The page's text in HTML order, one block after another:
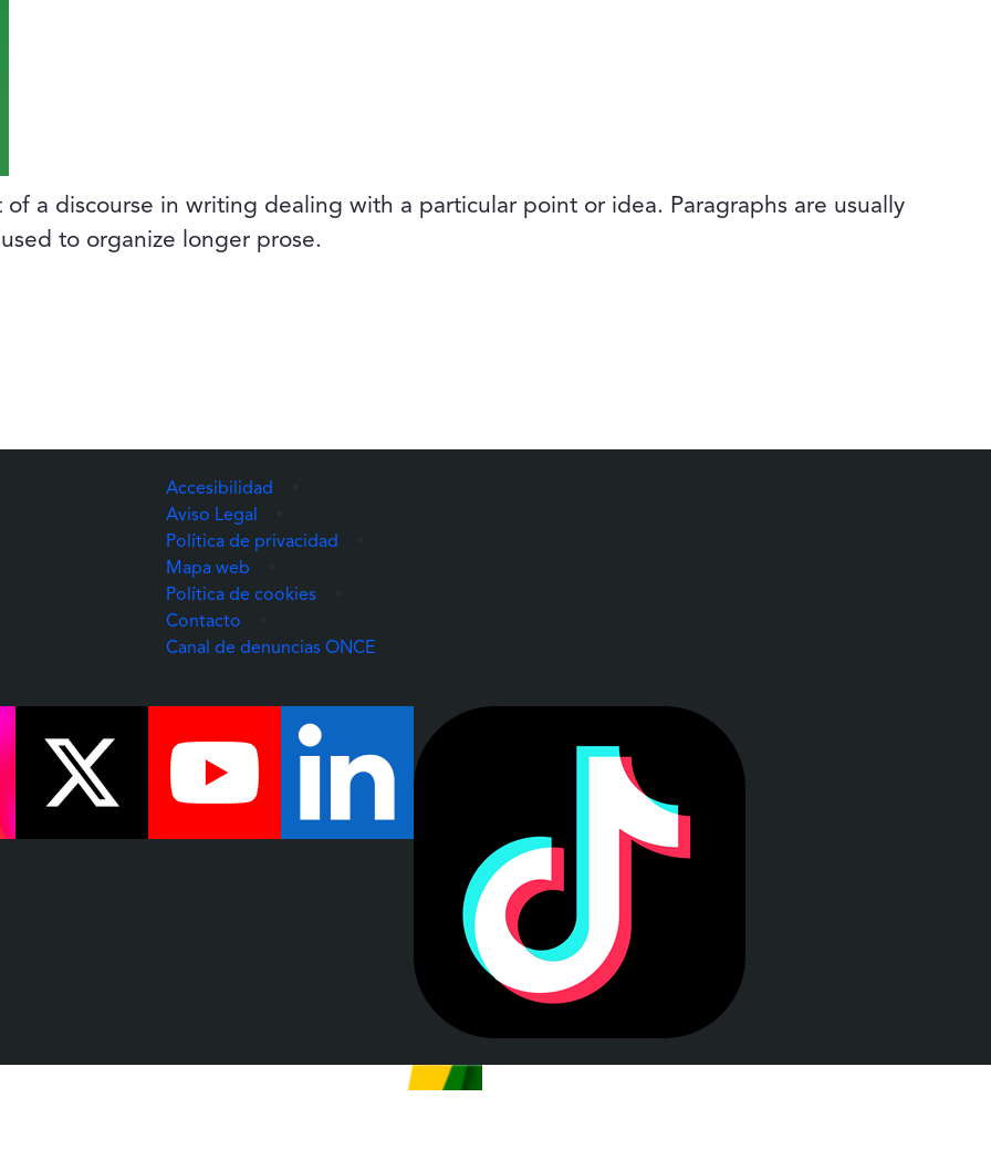
a discourse in writing dealing with a particular point or idea. Paragraphs are usually
to organize longer prose.
Accesibilidad
Aviso Legal
Política de privacidad
Mapa web
Política de cookies
Contacto
Canal de denuncias ONCE(Abre una nueva ventana)